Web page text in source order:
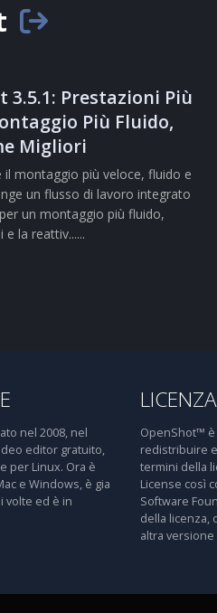
3.5.1: Prestazioni Più
Più Fluido,
Migliori
il montaggio più veloce, fluido e
un flusso di lavoro integrato
un montaggio più fluido,
la reattiv......
nel 2008, nel
editor gratuito,
per Linux. Ora è
e Windows, è gia
volte ed è in
LICENZA
OpenShot™
redistribuire
termini della
License così
Software
della licenza,
altra versione